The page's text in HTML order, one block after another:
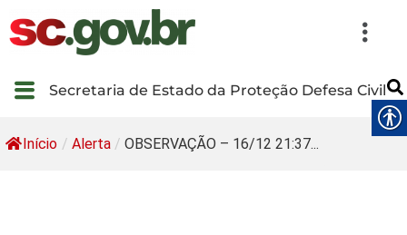
Secretaria de Estado da Proteção Defesa Civil
Início / Alerta / OBSERVAÇÃO – 16/12 21:37...